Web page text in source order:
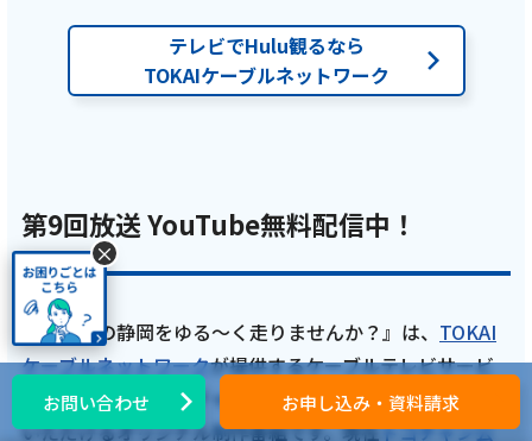
【ケーブルテレビ・トコチャン】亮と優の静
岡をゆる～く走りませんか？：2026年 市原市
編猫ひろしさんの地元市原市を巡るRUN！
2026年2月2日
テレビ
亮と優の静岡をゆる～く走りませんか？：
2026年 静岡県 清水町のスイーツ巡りRUN！
テレビでHulu観るなら
TOKAIケーブルネットワーク
第9回放送 YouTube無料配信中！
『亮と優の静岡をゆる～く走りませんか？』は、 TOKAI
ケーブルネットワークが提供するケーブルテレビサービ
スのコミュニティーチャンネル「トコチャン」でご視聴
いただけるオリジナル制作番組です。現在トコチャン公
お問い合わせ お申し込み・資料請求
×